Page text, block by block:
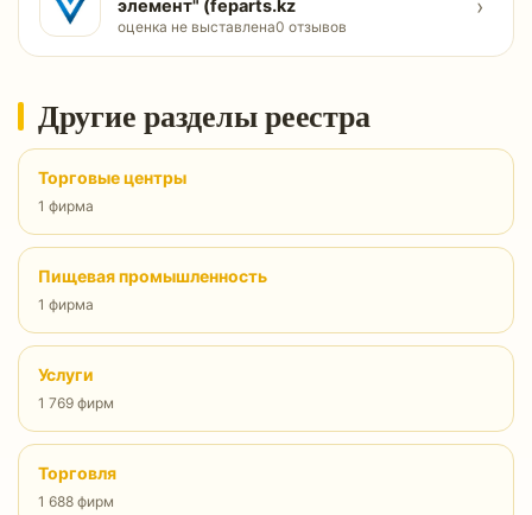
элемент" (feparts.kz
оценка не выставлена0 отзывов
›
Другие разделы реестра
Торговые центры
1 фирма
Пищевая промышленность
1 фирма
Услуги
1 769 фирм
Торговля
1 688 фирм